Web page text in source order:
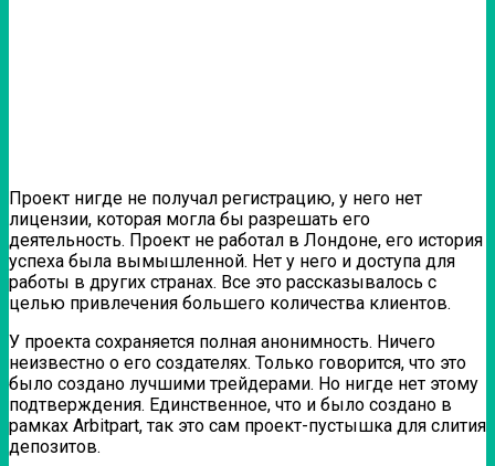
Проект нигде не получал регистрацию, у него нет
лицензии, которая могла бы разрешать его
деятельность. Проект не работал в Лондоне, его история
успеха была вымышленной. Нет у него и доступа для
работы в других странах. Все это рассказывалось с
целью привлечения большего количества клиентов.
У проекта сохраняется полная анонимность. Ничего
неизвестно о его создателях. Только говорится, что это
было создано лучшими трейдерами. Но нигде нет этому
подтверждения. Единственное, что и было создано в
рамках Arbitpart, так это сам проект-пустышка для слития
депозитов.